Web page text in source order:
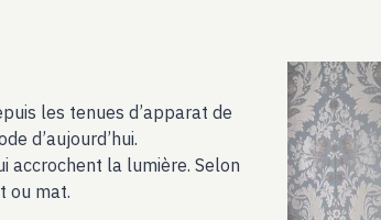
les tenues d’apparat de
d’aujourd’hui.
accrochent la lumière. Selon
ou mat.